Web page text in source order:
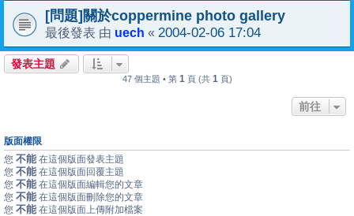
[問題]關於coppermine photo gallery
最後發表 由 uech « 2004-02-06 17:04
發表主題
47 個主題 • 第 1 頁 (共 1 頁)
前往
版面權限
您 不能 在這個版面發表主題
您 不能 在這個版面回覆主題
您 不能 在這個版面編輯您的文章
您 不能 在這個版面刪除您的文章
您 不能 在這個版面上傳附加檔案